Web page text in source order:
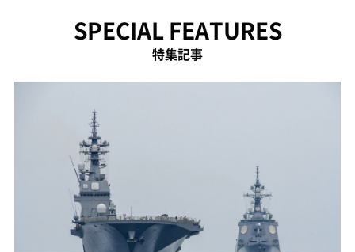
SPECIAL FEATURES
特集記事